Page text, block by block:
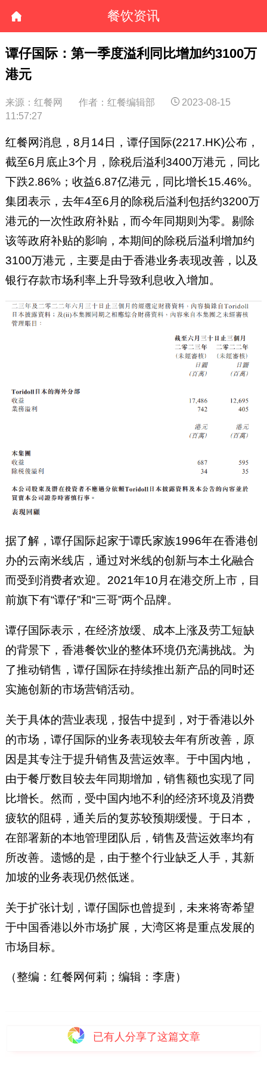
餐饮资讯
谭仔国际：第一季度溢利同比增加约3100万
港元
来源：红餐网 作者：红餐编辑部
2023-08-15
11:57:27
红餐网消息，8月14日，谭仔国际(2217.HK)公布，
截至6月底止3个月，除税后溢利3400万港元，同比
下跌2.86%；收益6.87亿港元，同比增长15.46%。
集团表示，去年4至6月的除税后溢利包括约3200万
港元的一次性政府补贴，而今年同期则为零。剔除
该等政府补贴的影响，本期间的除税后溢利增加约
3100万港元，主要是由于香港业务表现改善，以及
银行存款市场利率上升导致利息收入增加。
据了解，谭仔国际起家于谭氏家族1996年在香港创
办的云南米线店，通过对米线的创新与本土化融合
而受到消费者欢迎。2021年10月在港交所上市，目
前旗下有“谭仔”和“三哥”两个品牌。
谭仔国际表示，在经济放缓、成本上涨及劳工短缺
的背景下，香港餐饮业的整体环境仍充满挑战。为
了推动销售，谭仔国际在持续推出新产品的同时还
实施创新的市场营销活动。
关于具体的营业表现，报告中提到，对于香港以外
的市场，谭仔国际的业务表现较去年有所改善，原
因是其专注于提升销售及营运效率。于中国内地，
由于餐厅数目较去年同期增加，销售额也实现了同
比增长。然而，受中国内地不利的经济环境及消费
疲软的阻碍，通关后的复苏较预期缓慢。于日本，
在部署新的本地管理团队后，销售及营运效率均有
所改善。遗憾的是，由于整个行业缺乏人手，其新
加坡的业务表现仍然低迷。
关于扩张计划，谭仔国际也曾提到，未来将寄希望
于中国香港以外市场扩展，大湾区将是重点发展的
市场目标。
（整编：红餐网何莉；编辑：李唐）
已有 人分享了这篇文章